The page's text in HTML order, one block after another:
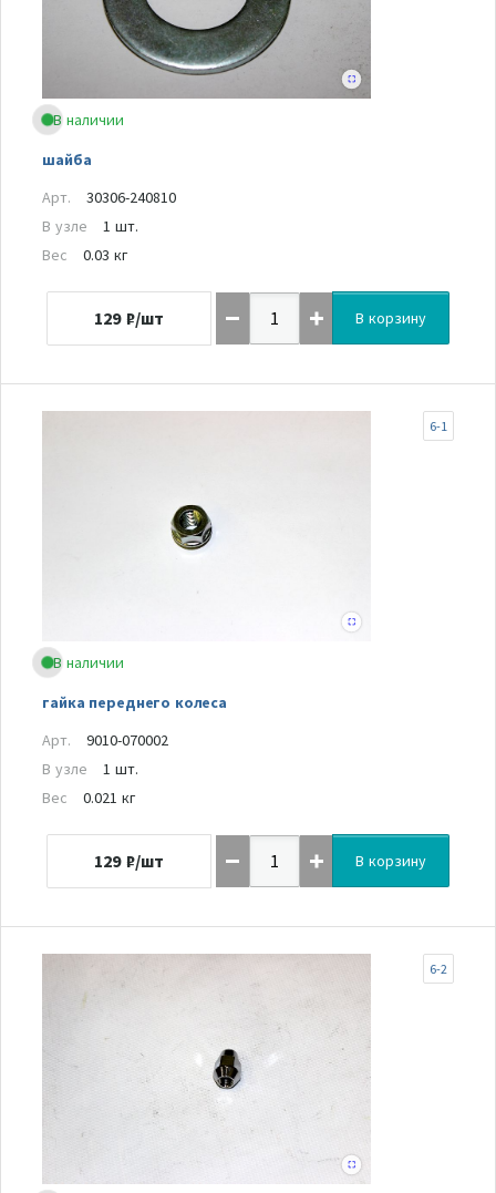
В наличии
шайба
Арт.
30306-240810
В узле
1 шт.
Вес
0.03 кг
129 ₽/шт В корзину
В наличии
гайка переднего колеса
6-1
Арт.
9010-070002
В узле
1 шт.
Вес
0.021 кг
129 ₽/шт В корзину
6-2